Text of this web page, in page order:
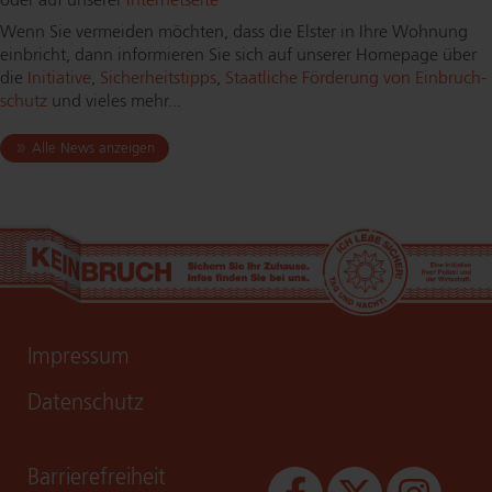
Wenn Sie vermeiden möchten, dass die Elster in Ihre Wohnung
einbricht, dann informieren Sie sich auf unserer Homepage über
die Initiative, Si­cher­heits­tipps, Staatliche Förderung von Ein­bruch­
schutz und vieles mehr...
Alle News anzeigen
Impressum
Datenschutz
Bar­rie­re­frei­heit